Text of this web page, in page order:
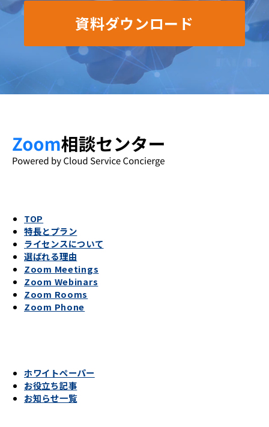
資料ダウンロード
TOP
特長とプラン
ライセンスについて
選ばれる理由
Zoom Meetings
Zoom Webinars
Zoom Rooms
Zoom Phone
ホワイトペーパー
お役立ち記事
お知らせ一覧